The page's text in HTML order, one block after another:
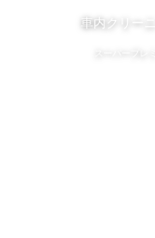
車内クリー